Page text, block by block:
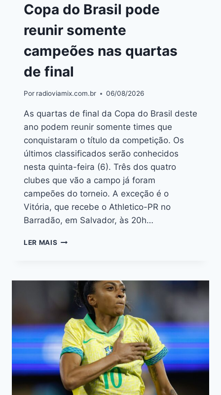
Copa do Brasil pode
reunir somente
campeões nas quartas
de final
Por radioviamix.com.br 06/08/2026
As quartas de final da Copa do Brasil deste
ano podem reunir somente times que
conquistaram o título da competição. Os
últimos classificados serão conhecidos
nesta quinta-feira (6). Três dos quatro
clubes que vão a campo já foram
campeões do torneio. A exceção é o
Vitória, que recebe o Athletico-PR no
Barradão, em Salvador, às 20h…
LER MAIS